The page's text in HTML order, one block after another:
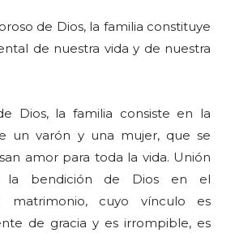
de Dios, la familia constituye
de nuestra vida y de nuestra
Dios, la familia consiste en la
un varón y una mujer, que se
amor para toda la vida. Unión
la bendición de Dios en el
matrimonio, cuyo vínculo es
de gracia y es irrompible, es